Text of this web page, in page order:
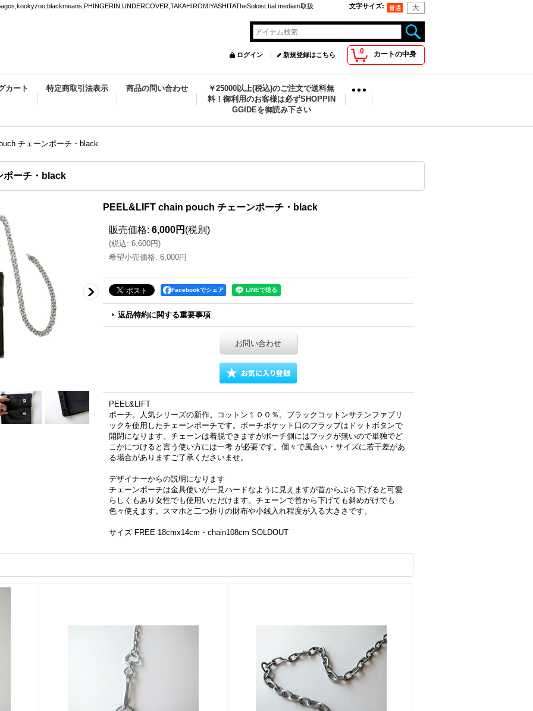
取扱 文字サイズ:
0 カートの中身
ログイン 新規登録はこちら
カート 特定商取引法表示 商品の問い合わせ
￥25000以上(税込)のご注文で送料無
料！御利用のお客様は必ずSHOPPIN
GGIDEを御読み下さい
チェーンポーチ・black
ーチ・black
PEEL&LIFT chain pouch チェーンポーチ・black
販売価格: 6,000円 (税別)
(税込: 6,600円)
希望小売価格: 6,000円
Facebookでシェア
返品特約に関する重要事項
お問い合わせ
PEEL&LIFT
ポーチ。人気シリーズの新作。コットン１００％。ブラックコットンサテンファブリ
ックを使用したチェーンポーチです。ポーチポケット口のフラップはドットボタンで
開閉になります。チェーンは着脱できますがポーチ側にはフックが無いので単独でど
こかにつけると言う使い方には一考 が必要です。個々で風合い・サイズに若干差があ
る場合がありますご了承くださいませ。
デザイナーからの説明になります
チェーンポーチは金具使いが一見ハードなように見えますが首からぶら下げると可愛
らしくもあり女性でも使用いただけます。チェーンで首から下げても斜めがけでも
色々使えます。スマホと二つ折りの財布や小銭入れ程度が入る大きさです。
サイズ FREE 18cmx14cm・chain108cm SOLDOUT